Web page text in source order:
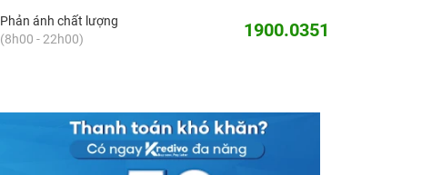
Phản ánh chất lượng
(8h00 - 22h00)
1900.0351